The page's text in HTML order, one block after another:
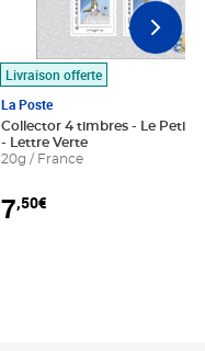
au panier
Livraison offerte
La Poste
Collector 4 timbres - Le Petit
- Lettre Verte
20g / France
7,50€